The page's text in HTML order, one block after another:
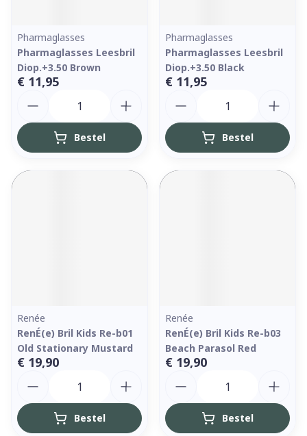
Pharmaglasses
Pharmaglasses Leesbril
Diop.+3.50 Brown
€ 11,95
Bestel
Pharmaglasses
Pharmaglasses Leesbril
Diop.+3.50 Black
€ 11,95
Bestel
Renée
RenÉ(e) Bril Kids Re-b01
Old Stationary Mustard
€ 19,90
Bestel
Renée
RenÉ(e) Bril Kids Re-b03
Beach Parasol Red
€ 19,90
Bestel